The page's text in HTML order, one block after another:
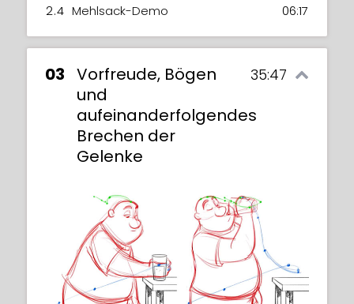
2.4 Mehlsack-Demo 06:17
03 Vorfreude, Bögen
und
aufeinanderfolgendes
Brechen der
Gelenke
35:47